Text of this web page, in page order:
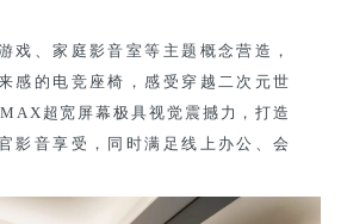
戏、家庭影音室等主题概念营造，
感的电竞座椅，感受穿越二次元世
超宽屏幕极具视觉震撼力，打造
影音享受，同时满足线上办公、会